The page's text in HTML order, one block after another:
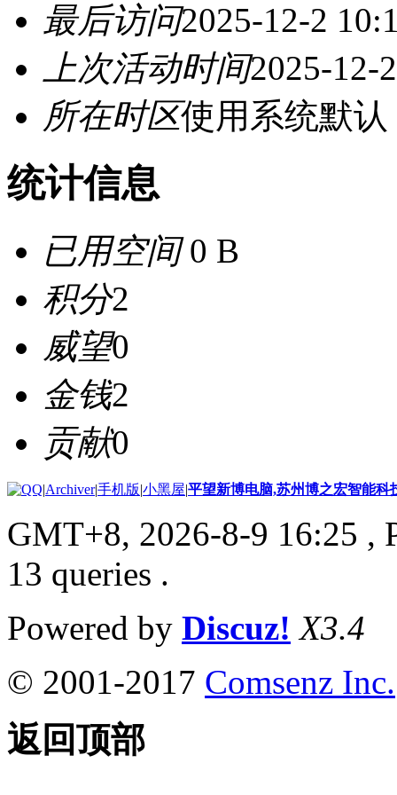
最后访问2025-12-2
上次活动时间2025-12-
所在时区使用系统默认
统计信息
已用空间0 B
积分2
威望0
金钱2
贡献0
|Archiver|手机版|小黑屋|平望新博电脑,苏州博之宏智能科
GMT+8, 2026-8-9 16:25 ,
13 queries .
Powered by Discuz! X3.4
© 2001-2017 Comsenz Inc.
返回顶部